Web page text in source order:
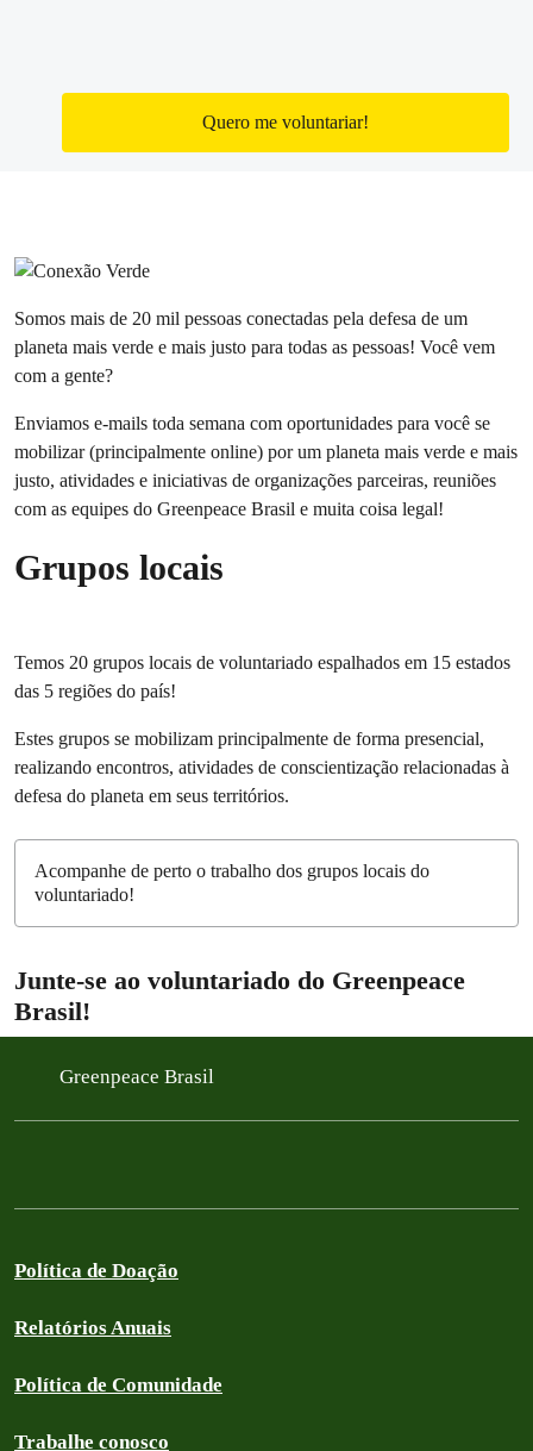
Quero me voluntariar!
Somos mais de 20 mil pessoas conectadas pela defesa de um
planeta mais verde e mais justo para todas as pessoas! Você vem
com a gente?
Enviamos e-mails toda semana com oportunidades para você se
mobilizar (principalmente online) por um planeta mais verde e mais
justo, atividades e iniciativas de organizações parceiras, reuniões
com as equipes do Greenpeace Brasil e muita coisa legal!
Grupos locais
Temos 20 grupos locais de voluntariado espalhados em 15 estados
das 5 regiões do país!
Estes grupos se mobilizam principalmente de forma presencial,
realizando encontros, atividades de conscientização relacionadas à
defesa do planeta em seus territórios.
Acompanhe de perto o trabalho dos grupos locais do
voluntariado!
Junte-se ao voluntariado do Greenpeace
Brasil!
Greenpeace Brasil
Política de Doação
Relatórios Anuais
Política de Comunidade
Trabalhe conosco